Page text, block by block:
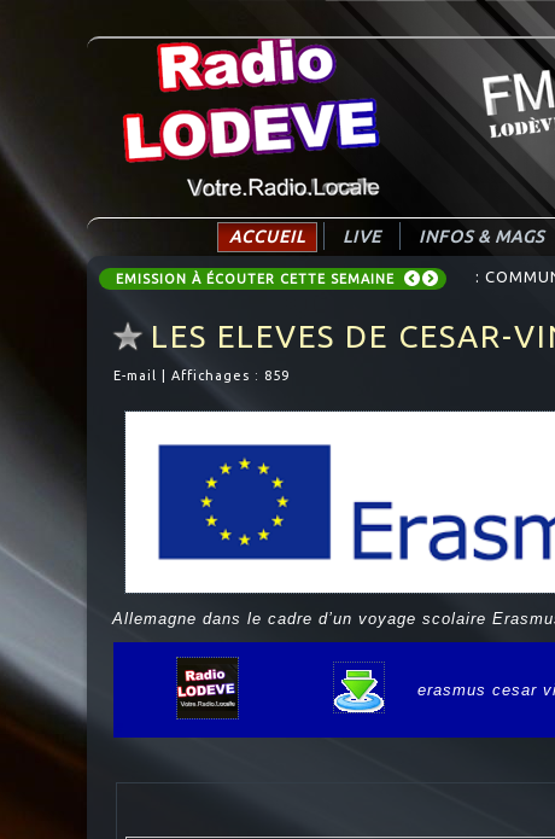
ACCUEIL LIVE INFOS & MAGS
EMISSION À ÉCOUTER CETTE SEMAINE :
LES ELEVES DE CESAR-
E-mail Affichages : 859
Allemagne dans le cadre d’un voyage scolaire
erasmus cesar